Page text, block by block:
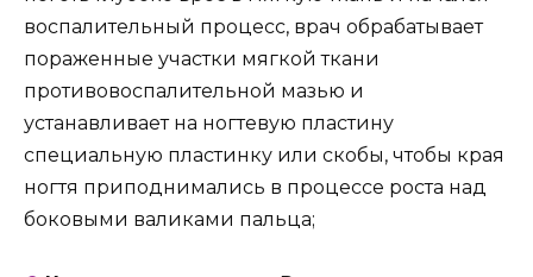
воспалительный процесс, врач обрабатывает
пораженные участки мягкой ткани
противовоспалительной мазью и
устанавливает на ногтевую пластину
специальную пластинку или скобы, чтобы края
ногтя приподнимались в процессе роста над
боковыми валиками пальца;